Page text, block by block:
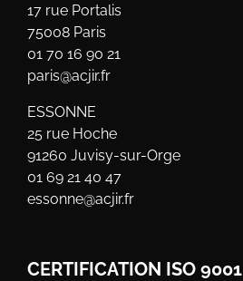
17 rue Portalis
75008 Paris
01 70 16 90 21
paris@acjir.fr
ESSONNE
25 rue Hoche
91260 Juvisy-sur-Orge
01 69 21 40 47
essonne@acjir.fr
CERTIFICATION ISO 9001